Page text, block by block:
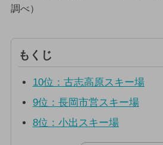
調べ）
もくじ
10位：古志高原スキー場
9位：長岡市営スキー場
8位：小出スキー場